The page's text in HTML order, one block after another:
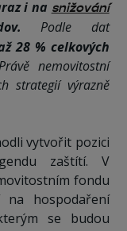
i na snižování
Podle dat
28 % celkových
nemovitostní
strategií výrazně
vytvořit pozici
zaštítí. V
fondu
hospodaření
se budou